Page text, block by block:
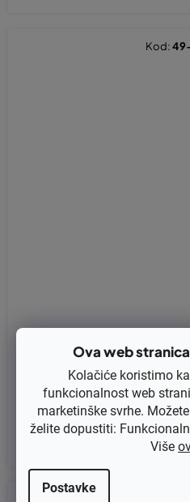
Ova web
Kolačiće koristimo
funkcionalnost web
marketinške svrhe.
želite dopustiti:
Više
Postavke
inal
€1,72 bez PDV-a
€2,15
Kod: